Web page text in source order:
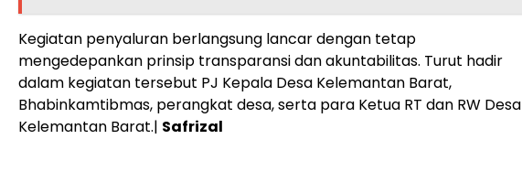
Kegiatan penyaluran berlangsung lancar dengan tetap
mengedepankan prinsip transparansi dan akuntabilitas. Turut hadir
dalam kegiatan tersebut PJ Kepala Desa Kelemantan Barat,
Bhabinkamtibmas, perangkat desa, serta para Ketua RT dan RW Desa
Kelemantan Barat.| Safrizal